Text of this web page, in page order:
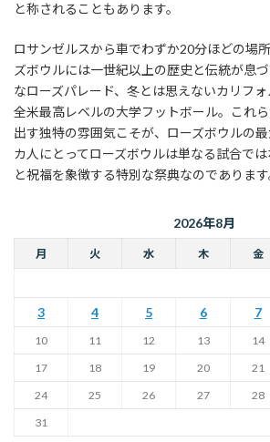
と称されることもあります。
ロサンゼルスから車でわずか20分ほどの場
ズボウルには一世紀以上の歴史と伝統が息
なローズパレード、冬とは思えないカリフ
全米最高レベルの大学フットボール。これ
出す独特の雰囲気こそが、ローズボウルの
カ人にとってローズボウルは単なる試合で
と祝福を象徴する特別な祭典なのであります
2026年8月
月 火 水 木 金
3
4 5 6 7
10 11 12 13 14
17
18 19 20 21
24
25 26 27 28
31